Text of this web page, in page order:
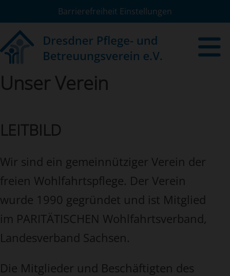
Barrierefreiheit Einstellungen
Unser Verein
LEITBILD
Wir sind ein gemeinnütziger Verein der
freien Wohlfahrtspflege. Der Verein
wurde 1990 gegründet und ist Mitglied
im PARITÄTISCHEN Wohlfahrtsverband,
Landesverband Sachsen.
Die Mitglieder und Beschäftigten des